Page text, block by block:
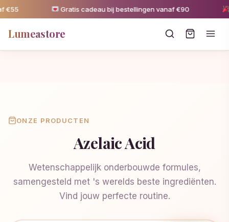
€55 Gratis cadeau bij bestellingen vanaf €90
Lumeastore
ONZE PRODUCTEN
Azelaic Acid
Wetenschappelijk onderbouwde formules,
samengesteld met 's werelds beste ingrediënten.
Vind jouw perfecte routine.